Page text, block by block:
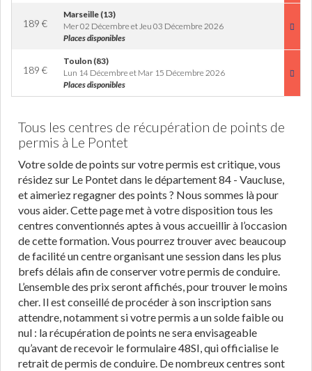
189 €
Marseille (13)
Mer 02 Décembre et Jeu 03 Décembre 2026
Places disponibles
189 €
Toulon (83)
Lun 14 Décembre et Mar 15 Décembre 2026
Places disponibles
Tous les centres de récupération de points de
permis à Le Pontet
Votre solde de points sur votre permis est critique, vous
résidez sur Le Pontet dans le département 84 - Vaucluse,
et aimeriez regagner des points ? Nous sommes là pour
vous aider. Cette page met à votre disposition tous les
centres conventionnés aptes à vous accueillir à l’occasion
de cette formation. Vous pourrez trouver avec beaucoup
de facilité un centre organisant une session dans les plus
brefs délais afin de conserver votre permis de conduire.
L’ensemble des prix seront affichés, pour trouver le moins
cher. Il est conseillé de procéder à son inscription sans
attendre, notamment si votre permis a un solde faible ou
nul : la récupération de points ne sera envisageable
qu’avant de recevoir le formulaire 48SI, qui officialise le
retrait de permis de conduire. De nombreux centres sont